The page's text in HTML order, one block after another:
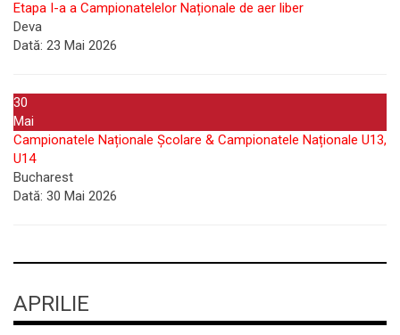
Etapa I-a a Campionatelelor Naționale de aer liber
Deva
Dată: 23 Mai 2026
30
Mai
Campionatele Naționale Școlare & Campionatele Naționale U13,
U14
Bucharest
Dată: 30 Mai 2026
APRILIE